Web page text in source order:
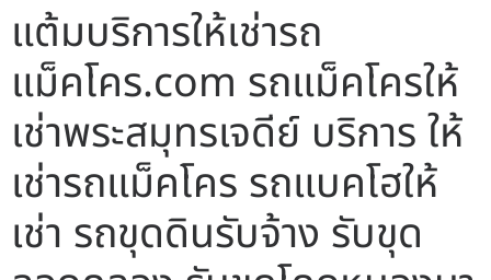
แต้มบริการให้เช่ารถ
แม็คโคร.com รถแม็คโครให้
เช่าพระสมุทรเจดีย์ บริการ ให้
เช่ารถแม็คโคร รถแบคโฮให้
เช่า รถขุดดินรับจ้าง รับขุด